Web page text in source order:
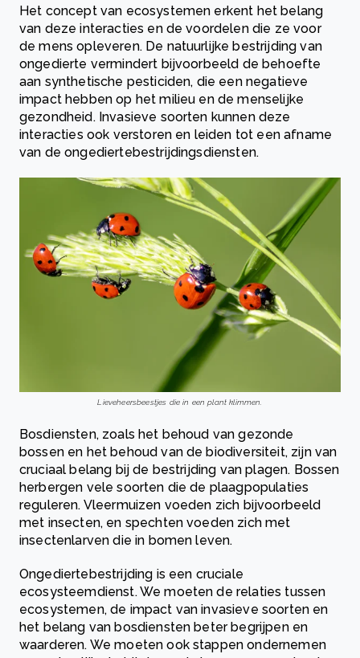
Het concept van ecosystemen erkent het belang
van deze interacties en de voordelen die ze voor
de mens opleveren. De natuurlijke bestrijding van
ongedierte vermindert bijvoorbeeld de behoefte
aan synthetische pesticiden, die een negatieve
impact hebben op het milieu en de menselijke
gezondheid. Invasieve soorten kunnen deze
interacties ook verstoren en leiden tot een afname
van de ongediertebestrijdingsdiensten.
Lieveheersbeestjes die in een plant klimmen.
Bosdiensten, zoals het behoud van gezonde
bossen en het behoud van de biodiversiteit, zijn van
cruciaal belang bij de bestrijding van plagen. Bossen
herbergen vele soorten die de plaagpopulaties
reguleren. Vleermuizen voeden zich bijvoorbeeld
met insecten, en spechten voeden zich met
insectenlarven die in bomen leven.
Ongediertebestrijding is een cruciale
ecosysteemdienst. We moeten de relaties tussen
ecosystemen, de impact van invasieve soorten en
het belang van bosdiensten beter begrijpen en
waarderen. We moeten ook stappen ondernemen